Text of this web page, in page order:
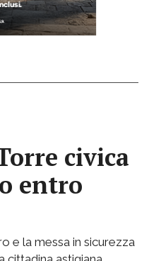
civica
entro
e la messa in sicurezza